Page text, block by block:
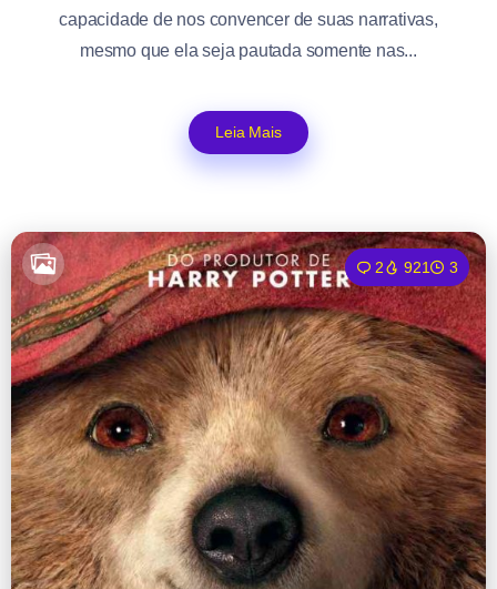
capacidade de nos convencer de suas narrativas,
mesmo que ela seja pautada somente nas...
Leia Mais
2 921 3